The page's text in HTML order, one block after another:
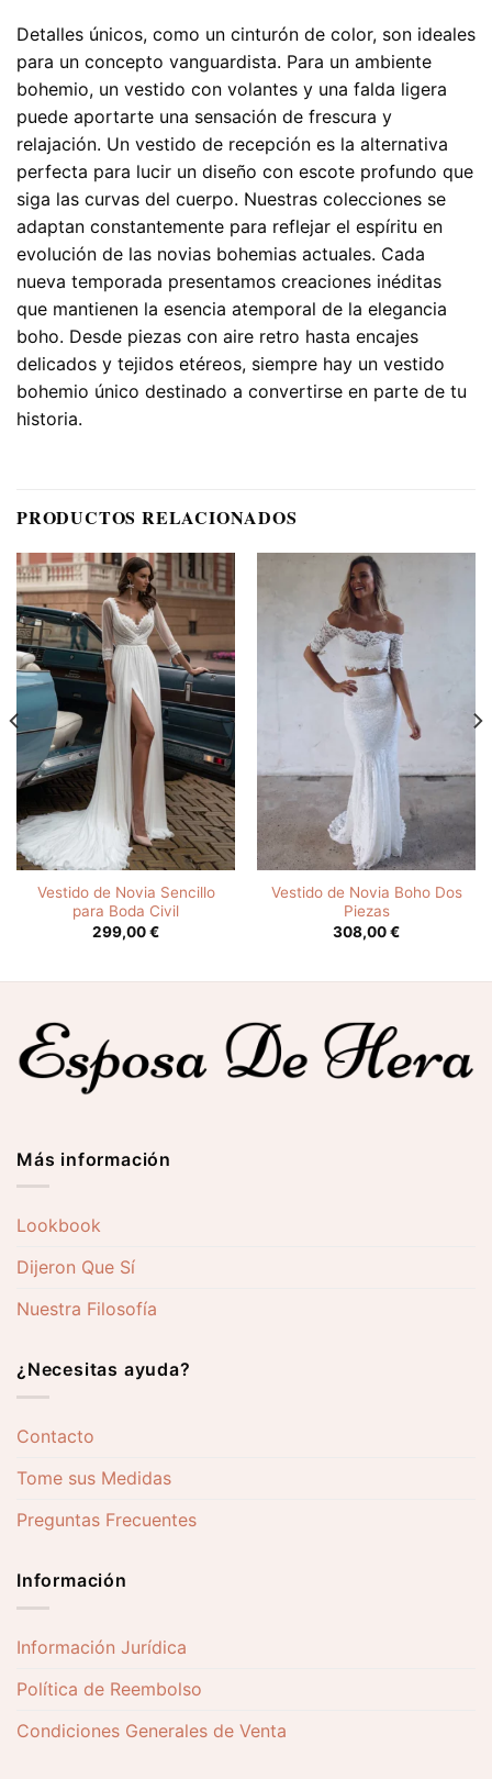
Detalles únicos, como un cinturón de color, son ideales
para un concepto vanguardista. Para un ambiente
bohemio, un vestido con volantes y una falda ligera
puede aportarte una sensación de frescura y
relajación. Un vestido de recepción es la alternativa
perfecta para lucir un diseño con escote profundo que
siga las curvas del cuerpo. Nuestras colecciones se
adaptan constantemente para reflejar el espíritu en
evolución de las novias bohemias actuales. Cada
nueva temporada presentamos creaciones inéditas
que mantienen la esencia atemporal de la elegancia
boho. Desde piezas con aire retro hasta encajes
delicados y tejidos etéreos, siempre hay un vestido
bohemio único destinado a convertirse en parte de tu
historia.
PRODUCTOS RELACIONADOS
Vestido de Novia Sencillo
para Boda Civil
299,00€
Vestido de Novia Boho Dos
Piezas
308,00€
Más información
Lookbook
Dijeron Que Sí
Nuestra Filosofía
¿Necesitas ayuda?
Contacto
Tome sus Medidas
Preguntas Frecuentes
Información
Información Jurídica
Política de Reembolso
Condiciones Generales de Venta